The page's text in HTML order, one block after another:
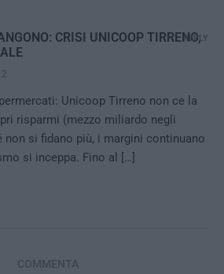
CRISI UNICOOP TIRRENO,
Unicoop Tirreno non ce la
risparmi (mezzo miliardo negli
non si fidano più, i margini continuano
si inceppa. Fino al […]
REPLY
COMMENTA